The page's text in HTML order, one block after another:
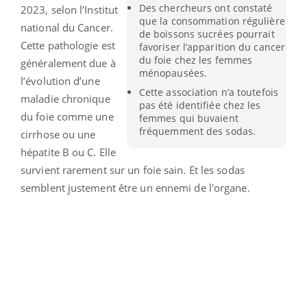
Des chercheurs ont constaté
que la consommation régulière
de boissons sucrées pourrait
favoriser l’apparition du cancer
du foie chez les femmes
ménopausées.
Cette association n’a toutefois
pas été identifiée chez les
femmes qui buvaient
fréquemment des sodas.
2023, selon l’Institut
national du Cancer.
Cette pathologie est
généralement due à
l’évolution d’une
maladie chronique
du foie comme une
cirrhose ou une
hépatite B ou C. Elle
survient rarement sur un foie sain. Et les sodas
semblent justement être un ennemi de l'organe.